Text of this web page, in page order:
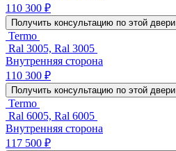
110 300 ₽
Получить консультацию по этой двери
Termo
Ral 3005, Ral 3005
Внутренняя сторона
110 300 ₽
Получить консультацию по этой двери
Termo
Ral 6005, Ral 6005
Внутренняя сторона
117 500 ₽